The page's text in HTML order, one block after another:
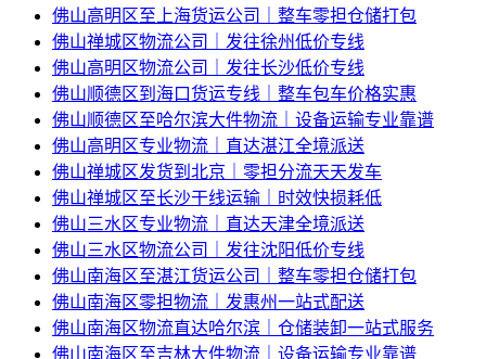
佛山高明区至上海货运公司｜整车零担仓储打包
佛山禅城区物流公司｜发往徐州低价专线
佛山高明区物流公司｜发往长沙低价专线
佛山顺德区到海口货运专线｜整车包车价格实惠
佛山顺德区至哈尔滨大件物流｜设备运输专业靠谱
佛山高明区专业物流｜直达湛江全境派送
佛山禅城区发货到北京｜零担分流天天发车
佛山禅城区至长沙干线运输｜时效快损耗低
佛山三水区专业物流｜直达天津全境派送
佛山三水区物流公司｜发往沈阳低价专线
佛山南海区至湛江货运公司｜整车零担仓储打包
佛山南海区零担物流｜发惠州一站式配送
佛山南海区物流直达哈尔滨｜仓储装卸一站式服务
佛山南海区至吉林大件物流｜设备运输专业靠谱